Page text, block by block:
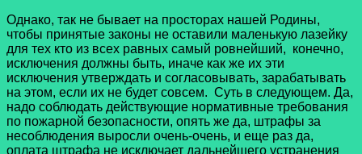
Однако, так не бывает на просторах нашей Родины,
чтобы принятые законы не оставили маленькую лазейку
для тех кто из всех равных самый ровнейший, конечно,
исключения должны быть, иначе как же их эти
исключения утверждать и согласовывать, зарабатывать
на этом, если их не будет совсем. Суть в следующем. Да,
надо соблюдать действующие нормативные требования
по пожарной безопасности, опять же да, штрафы за
несоблюдения выросли очень-очень, и еще раз да,
оплата штрафа не исключает дальнейшего устранения